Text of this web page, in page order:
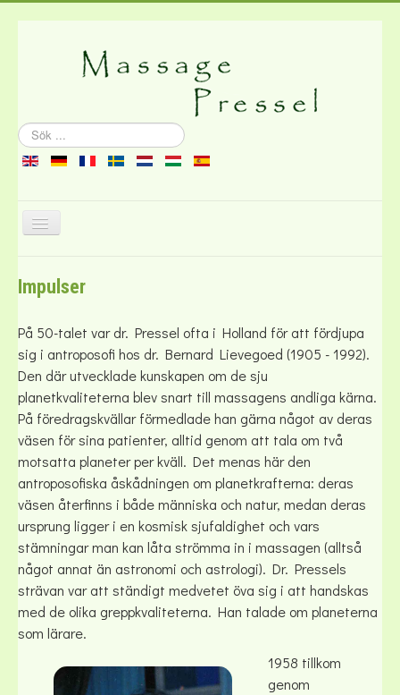
Sök
...
Visa/dölj
Litteratur
Kontakt
Impulser
På 50-talet var dr. Pressel ofta i Holland för att fördjupa
sig i antroposofi hos dr. Bernard Lievegoed (1905 - 1992).
Den där utvecklade kunskapen om de sju
planetkvaliteterna blev snart till massagens andliga kärna.
På föredragskvällar förmedlade han gärna något av deras
väsen för sina patienter, alltid genom att tala om två
motsatta planeter per kväll. Det menas här den
antroposofiska åskådningen om planetkrafterna: deras
väsen återfinns i både människa och natur, medan deras
ursprung ligger i en kosmisk sjufaldighet och vars
stämningar man kan låta strömma in i massagen (alltså
något annat än astronomi och astrologi). Dr. Pressels
strävan var att ständigt medvetet öva sig i att handskas
med de olika greppkvaliteterna. Han talade om planeterna
som lärare.
1958 tillkom
genom